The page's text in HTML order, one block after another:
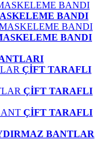
BANDI
BANDI
ÇİFT TARAFLI
ÇİFT TARAFLI
ÇİFT TARAFLI
BANTLAR